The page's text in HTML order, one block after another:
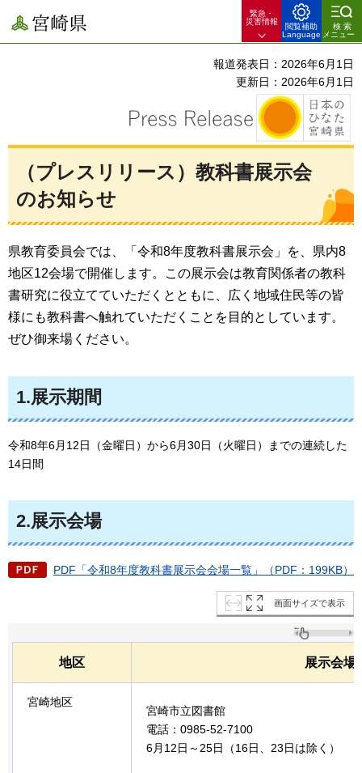
宮崎県
緊急・
災害情報
閲覧補助
Language
検索
メニュー
報道発表日：2026年6月1日
更新日：2026年6月1日
（プレスリリース）教科書展示会
のお知らせ
県教育委員会では、「令和8年度教科書展示会」を、県内8
地区12会場で開催します。この展示会は教育関係者の教科
書研究に役立てていただくとともに、広く地域住民等の皆
様にも教科書へ触れていただくことを目的としています。
ぜひ御来場ください。
1.展示期間
令和8年6月12日（金曜日）から6月30日（火曜日）までの連続した
14日間
2.展示会場
PDF「令和8年度教科書展示会会場一覧」（PDF：199KB）
画面サイズで表示
地区 展示会場
宮崎地区
宮崎市立図書館
電話：0985-52-7100
6月12日～25日（16日、23日は除く）